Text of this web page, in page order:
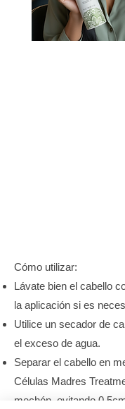
Cómo utilizar:
Lávate bien el cabello
la aplicación si es
Utilice un secador de
el exceso de agua.
Separar el cabello en
Células Madres
mechón, evitando